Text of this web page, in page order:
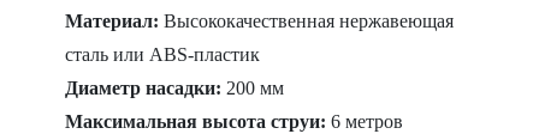
Материал: Высококачественная нержавеющая
сталь или ABS-пластик
Диаметр насадки: 200 мм
Максимальная высота струи: 6 метров